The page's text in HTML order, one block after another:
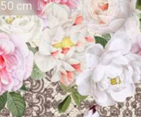
50 cm